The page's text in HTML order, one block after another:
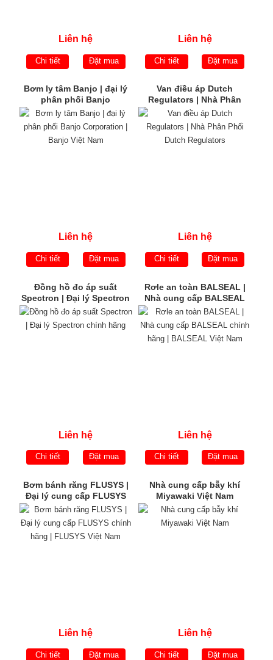
Liên hệ
Chi tiết Đặt mua
Liên hệ
Chi tiết Đặt mua
Bơm ly tâm Banjo | đại lý
phân phối Banjo
Corporation | Banjo Việt
Nam
Liên hệ
Chi tiết Đặt mua
Van điều áp Dutch
Regulators | Nhà Phân
Phối Dutch Regulators
Liên hệ
Chi tiết Đặt mua
Đồng hồ đo áp suất
Spectron | Đại lý Spectron
chính hãng
Liên hệ
Chi tiết Đặt mua
Rơle an toàn BALSEAL |
Nhà cung cấp BALSEAL
chính hãng | BALSEAL
Việt Nam
Liên hệ
Chi tiết Đặt mua
Bơm bánh răng FLUSYS |
Đại lý cung cấp FLUSYS
chính hãng | FLUSYS Việt
Nam
Liên hệ
Chi tiết Đặt mua
Nhà cung cấp bẫy khí
Miyawaki Việt Nam
Liên hệ
Chi tiết Đặt mua